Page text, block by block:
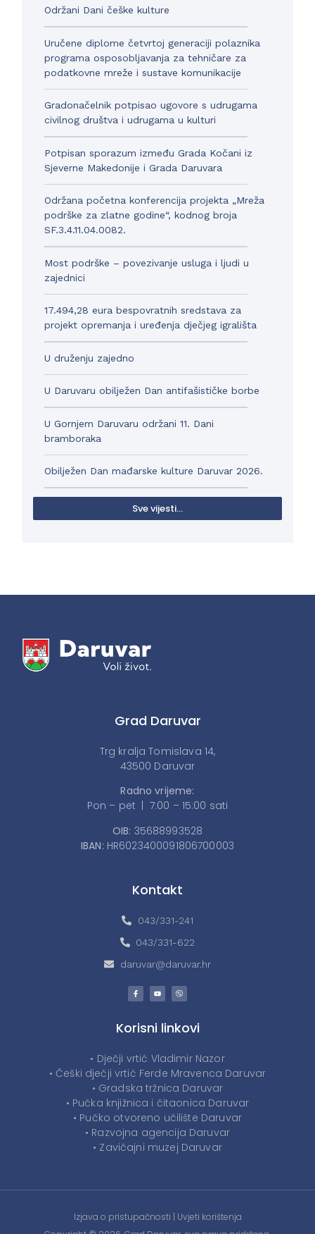
Održani Dani češke kulture
Uručene diplome četvrtoj generaciji polaznika
programa osposobljavanja za tehničare za
podatkovne mreže i sustave komunikacije
Gradonačelnik potpisao ugovore s udrugama
civilnog društva i udrugama u kulturi
Potpisan sporazum između Grada Kočani iz
Sjeverne Makedonije i Grada Daruvara
Održana početna konferencija projekta „Mreža
podrške za zlatne godine“, kodnog broja
SF.3.4.11.04.0082.
Most podrške – povezivanje usluga i ljudi u
zajednici
17.494,28 eura bespovratnih sredstava za
projekt opremanja i uređenja dječjeg igrališta
U druženju zajedno
U Daruvaru obilježen Dan antifašističke borbe
U Gornjem Daruvaru održani 11. Dani
bramboraka
Obilježen Dan mađarske kulture Daruvar 2026.
Sve vijesti...
Grad Daruvar
Trg kralja Tomislava 14,
43500 Daruvar
Radno vrijeme:
Pon – pet | 7:00 – 15:00 sati
OIB: 35688993528
IBAN: HR6023400091806700003
Kontakt
043/331-241
043/331-622
daruvar@daruvar.hr
Korisni linkovi
• Dječji vrtić Vladimir Nazor
• Češki dječji vrtić Ferde Mravenca Daruvar
• Gradska tržnica Daruvar
• Pučka knjižnica i čitaonica Daruvar
• Pučko otvoreno učilište Daruvar
• Razvojna agencija Daruvar
• Zavičajni muzej Daruvar
Izjava o pristupačnosti | Uvjeti korištenja